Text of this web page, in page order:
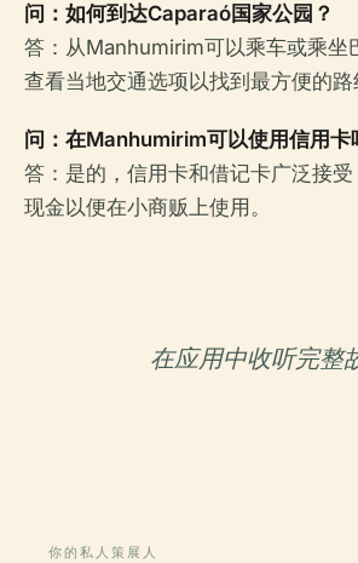
问：如何到达Caparaó国家公园？
答：从Manhumirim可以乘车或乘坐
查看当地交通选项以找到最方便的路
问：在Manhumirim可以使用信用卡
答：是的，信用卡和借记卡广泛接
现金以便在小商贩上使用。
在应用中收听完整
你的私人策展人